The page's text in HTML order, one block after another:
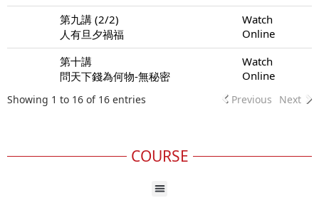
第九講 (2/2)
人有旦夕禍福
Watch
Online
第十講
問天下錢為何物-無秘密
Watch
Online
Showing 1 to 16 of 16 entries Previous Next
COURSE